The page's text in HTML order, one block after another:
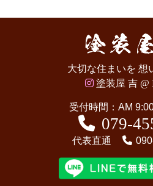
大切な住まいを 想
塗装屋 吉 @
受付時間：AM
079-
代表直通